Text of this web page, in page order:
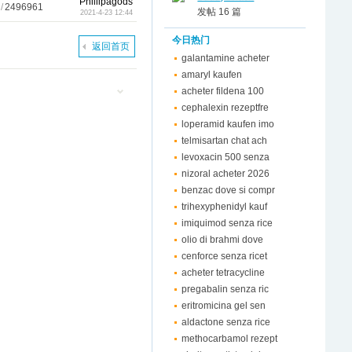
/2496961
2021-4-23 12:44
返回首页
发帖 16 篇
今日热门
galantamine acheter
amaryl kaufen
acheter fildena 100
cephalexin rezeptfre
loperamid kaufen imo
telmisartan chat ach
levoxacin 500 senza
nizoral acheter 2026
benzac dove si compr
trihexyphenidyl kauf
imiquimod senza rice
olio di brahmi dove
cenforce senza ricet
acheter tetracycline
pregabalin senza ric
eritromicina gel sen
aldactone senza rice
methocarbamol rezept